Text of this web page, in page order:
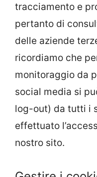
tracciamento e
pertanto di
delle aziende
ricordiamo che
monitoraggio da
social media si
log-out) da tutti i
effettuato
nostro sito.